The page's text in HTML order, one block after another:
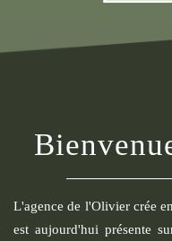
L'agence de l'Olivier crée
est aujourd'hui présente